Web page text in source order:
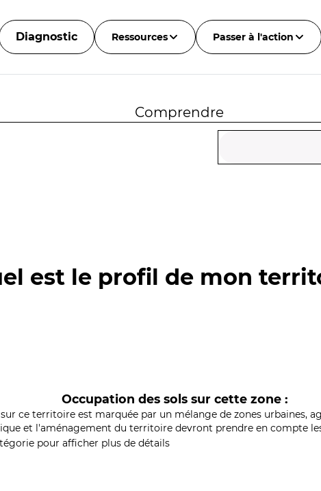
Diagnostic Ressources Passer à l'action
Comprendre
est le profil de mon
Occupation des sols sur cette zone :
ce territoire est marquée par un mélange de zones urbaines,
et l'aménagement du territoire devront prendre en compte
pour afficher plus de détails